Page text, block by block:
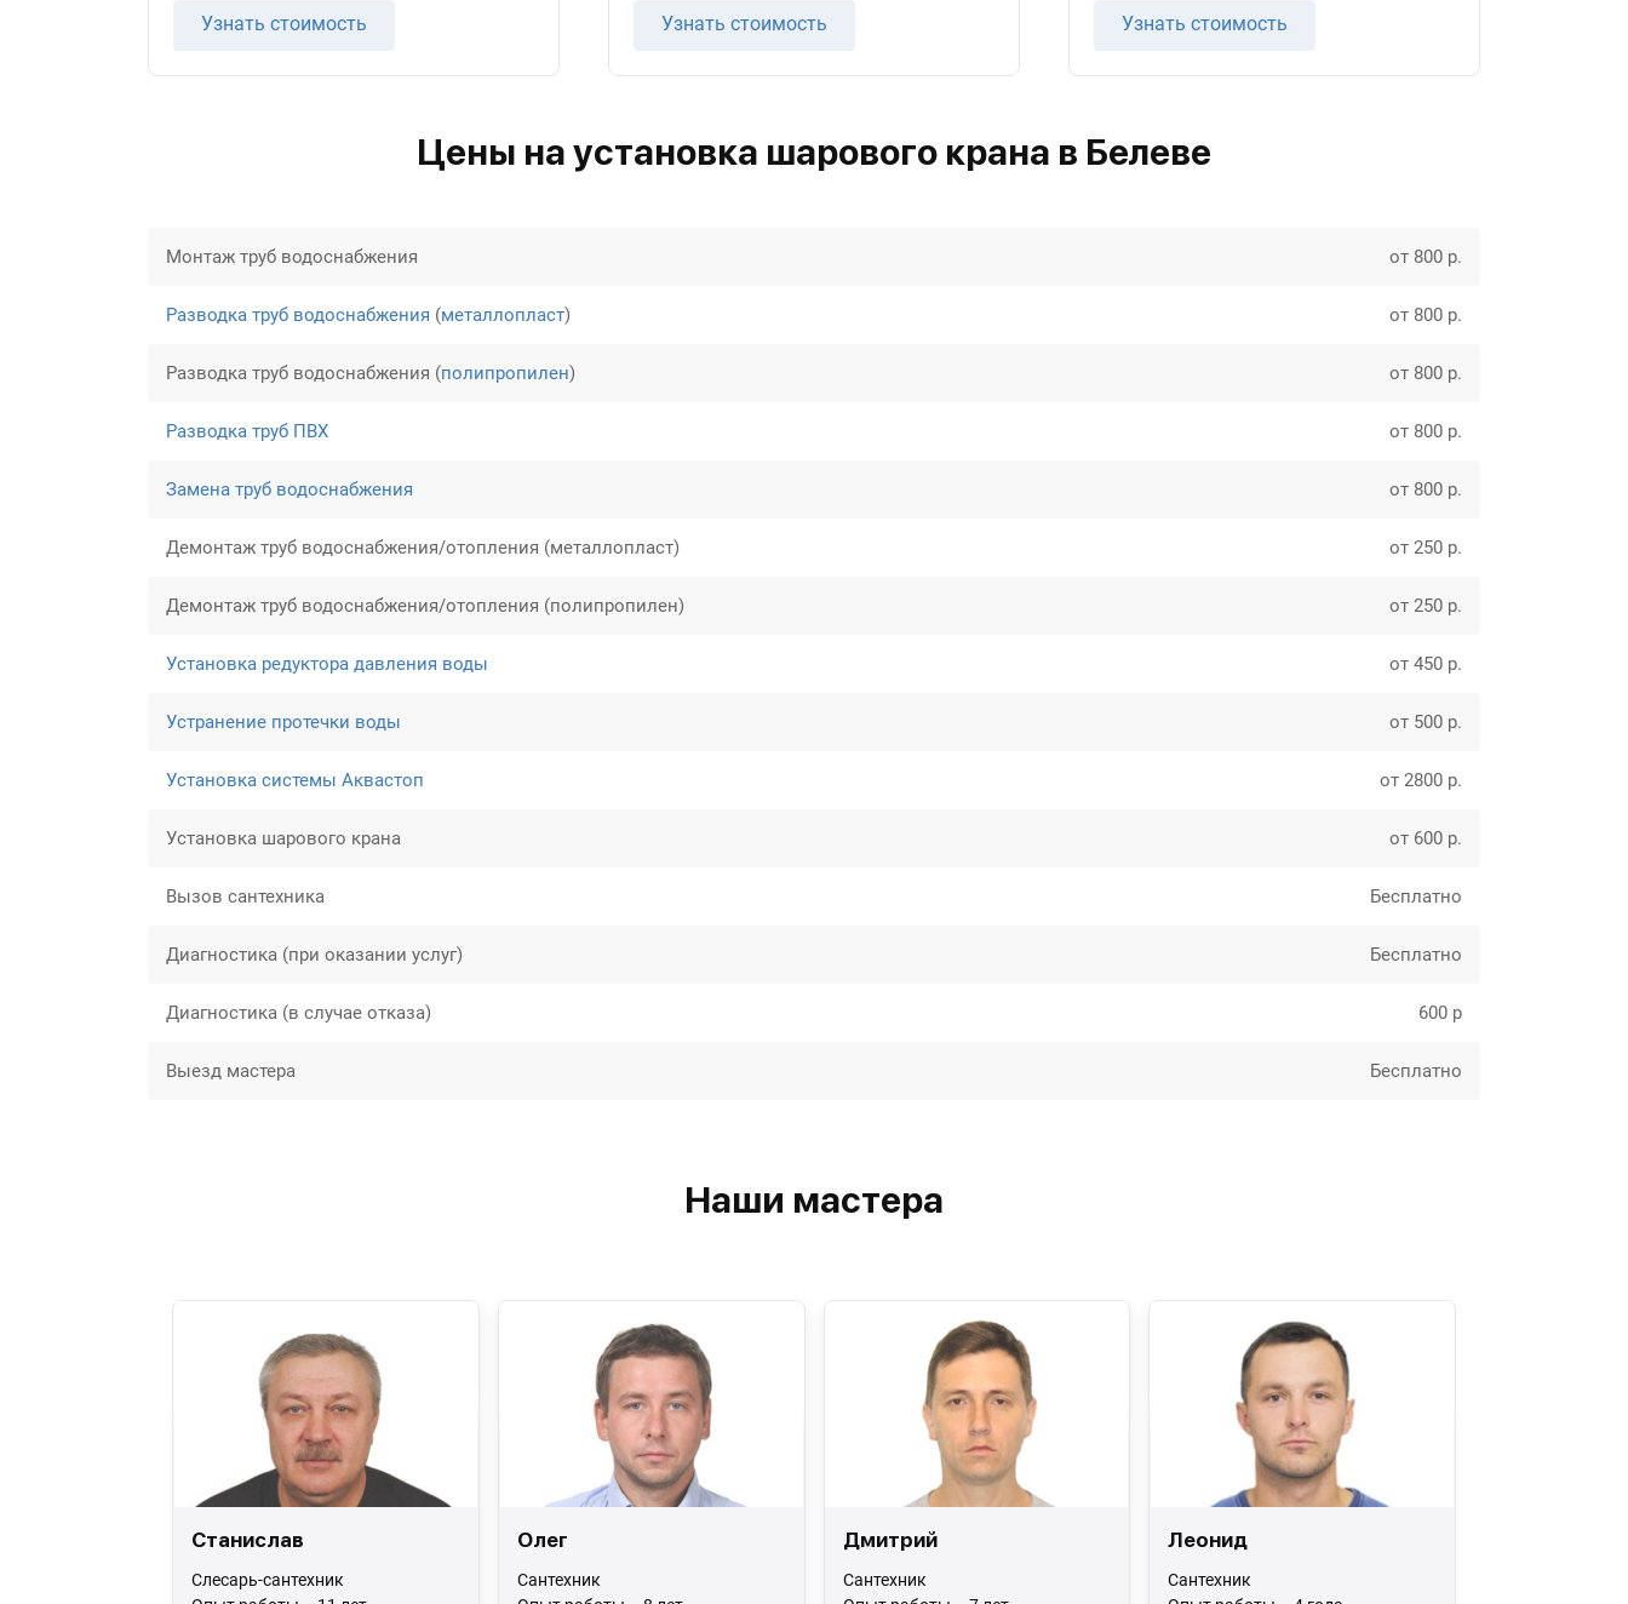
Узнать стоимость Узнать стоимость Узнать стоимость
Цены на установка шарового крана в Белеве
Монтаж труб водоснабжения от 800 р.
Разводка труб водоснабжения (металлопласт) от 800 р.
Разводка труб водоснабжения (полипропилен) от 800 р.
Разводка труб ПВХ от 800 р.
Замена труб водоснабжения от 800 р.
Демонтаж труб водоснабжения/отопления (металлопласт) от 250 р.
Демонтаж труб водоснабжения/отопления (полипропилен) от 250 р.
Установка редуктора давления воды от 450 р.
Устранение протечки воды от 500 р.
Установка системы Аквастоп от 2800 р.
Установка шарового крана от 600 р.
Вызов сантехника Бесплатно
Диагностика (при оказании услуг) Бесплатно
Диагностика (в случае отказа) 600 р
Выезд мастера Бесплатно
Наши мастера
Станислав
Слесарь-сантехник
Олег
Сантехник
Дмитрий
Сантехник
Леонид
Сантехник